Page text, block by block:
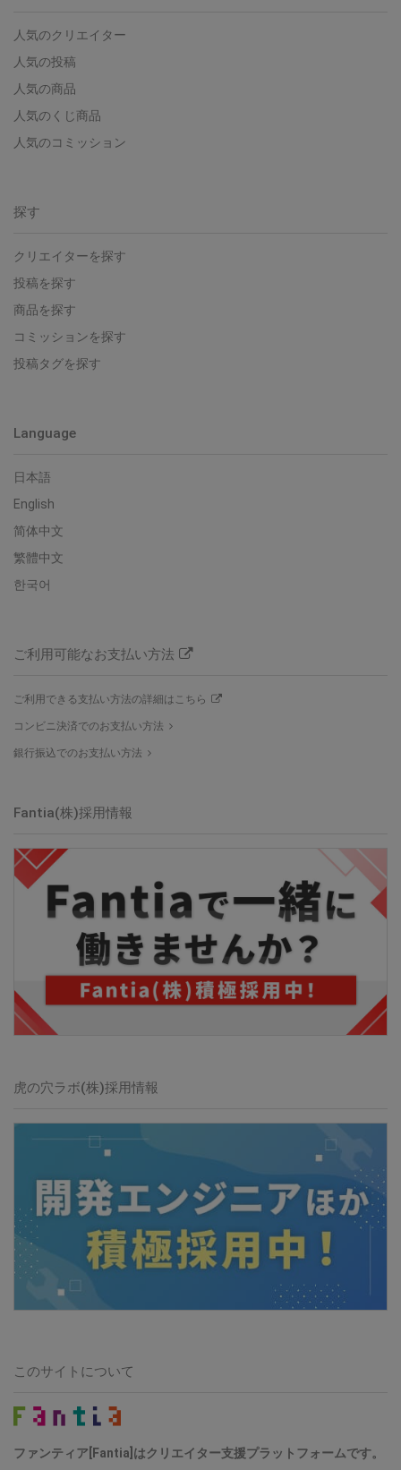
人気のクリエイター
人気の投稿
人気の商品
人気のくじ商品
人気のコミッション
探す
クリエイターを探す
投稿を探す
商品を探す
コミッションを探す
投稿タグを探す
Language
日本語
English
简体中文
繁體中文
한국어
ご利用可能なお支払い方法
ご利用できる支払い方法の詳細はこちら
コンビニ決済でのお支払い方法
銀行振込でのお支払い方法
Fantia(株)採用情報
虎の穴ラボ(株)採用情報
このサイトについて
ファンティア[Fantia]はクリエイター支援プラットフォームです。